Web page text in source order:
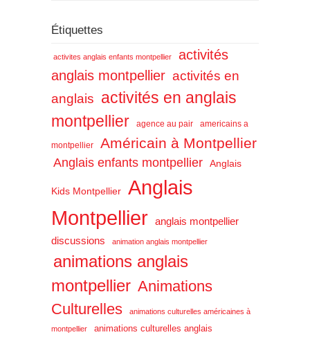
Étiquettes
activites anglais enfants montpellier
activités
anglais montpellier activités en
anglais activités en anglais
montpellier
agence au pair americains a
montpellier Américain à Montpellier
Anglais enfants montpellier Anglais
Kids Montpellier
Anglais
Montpellier
anglais montpellier
discussions
animation anglais montpellier
animations anglais
montpellier Animations
Culturelles
animations culturelles américaines à
montpellier
animations culturelles anglais